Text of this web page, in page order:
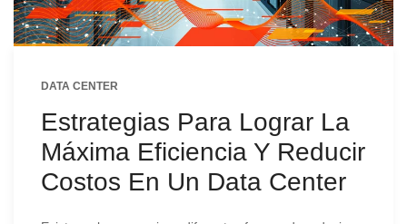
DATA CENTER
Estrategias Para Lograr La
Máxima Eficiencia Y Reducir
Costos En Un Data Center